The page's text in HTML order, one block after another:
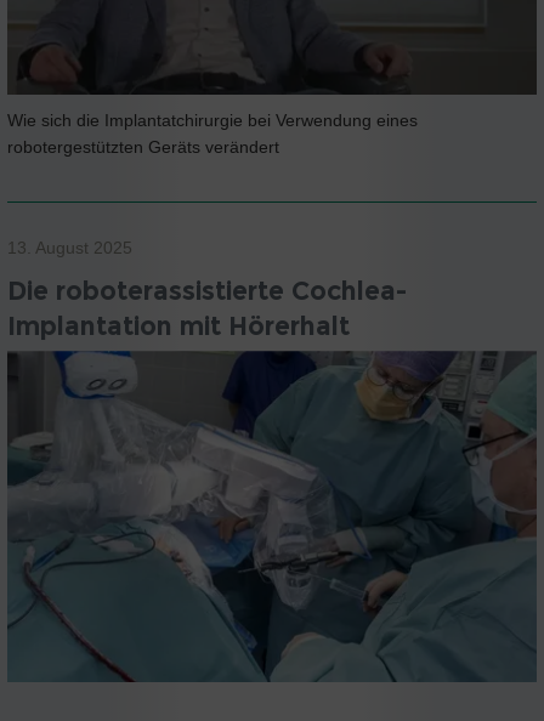
Wie sich die Implantatchirurgie bei Verwendung eines
robotergestützten Geräts verändert
13. August 2025
Die roboterassistierte Cochlea-
Implantation mit Hörerhalt